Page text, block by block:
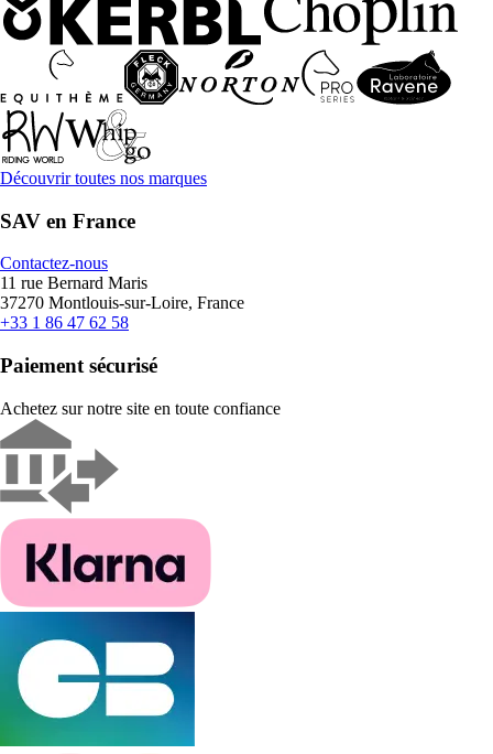
Découvrir toutes nos marques
SAV en France
Contactez-nous
11 rue Bernard Maris
37270 Montlouis-sur-Loire, France
+33 1 86 47 62 58
Paiement sécurisé
Achetez sur notre site en toute confiance